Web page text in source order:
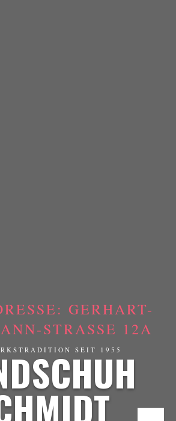
GERHART-
STRASSE 12A
SEIT 1955